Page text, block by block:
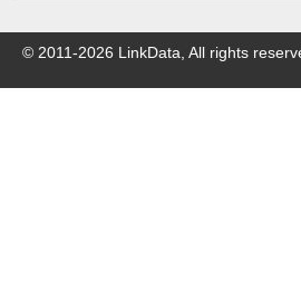
© 2011-2026 LinkData, All rights